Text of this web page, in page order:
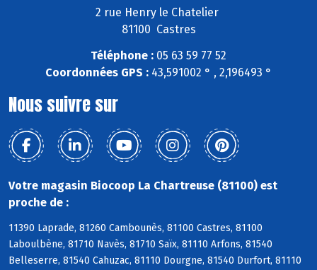
2 rue Henry le Chatelier
81100 Castres
Téléphone : 05 63 59 77 52
Coordonnées GPS : 43,591002 ° , 2,196493 °
Nous suivre sur
Votre magasin Biocoop La Chartreuse (81100) est
proche de :
11390 Laprade, 81260 Cambounès, 81100 Castres, 81100
Laboulbène, 81710 Navès, 81710 Saïx, 81110 Arfons, 81540
Belleserre, 81540 Cahuzac, 81110 Dourgne, 81540 Durfort, 81110